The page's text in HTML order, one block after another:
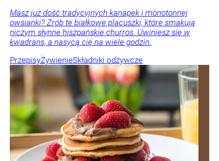
Masz już dość tradycyjnych kanapek i monotonnej
owsianki? Zrób te białkowe placuszki, które smakują
niczym słynne hiszpańskie churros. Uwiniesz się w
kwadrans, a nasycą cię na wiele godzin.
PrzepisyŻywienieSkładniki odżywcze